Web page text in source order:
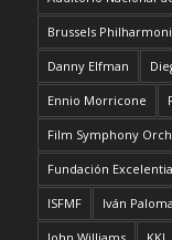
Brussels
Danny Elfman
Ennio Morricone
Film Symphony
Fundación Excelentia
ISFMF Iván